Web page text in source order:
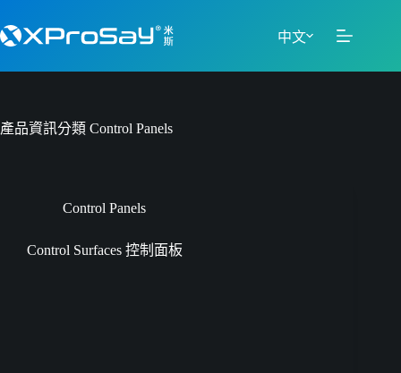
至
要
容
中文
產品資訊分類 Control Panels
Control Panels
Control Surfaces 控制面板